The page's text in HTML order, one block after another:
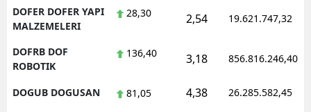
DOFER DOFER YAPI
MALZEMELERI
28,30 2,54 19.621.747,32
DOFRB DOF
ROBOTIK
136,40 3,18 856.816.246,40
DOGUB DOGUSAN 81,05 4,38 26.285.582,45